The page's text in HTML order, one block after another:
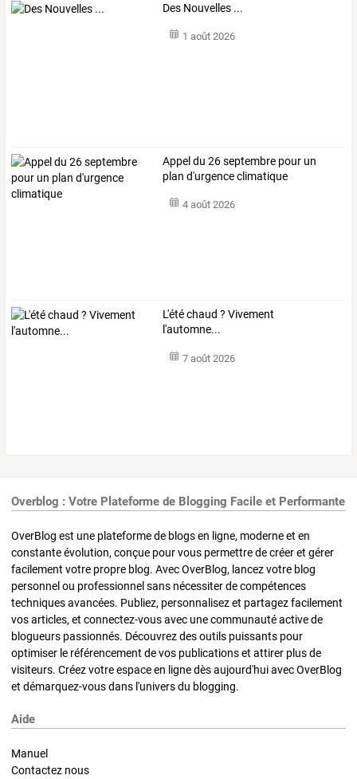
Des Nouvelles ...
1 août 2026
Appel du 26 septembre pour un
plan d'urgence climatique
4 août 2026
L'été chaud ? Vivement
l'automne...
7 août 2026
Overblog : Votre Plateforme de Blogging Facile et Performante
OverBlog est une plateforme de blogs en ligne, moderne et en
constante évolution, conçue pour vous permettre de créer et gérer
facilement votre propre blog. Avec OverBlog, lancez votre blog
personnel ou professionnel sans nécessiter de compétences
techniques avancées. Publiez, personnalisez et partagez facilement
vos articles, et connectez-vous avec une communauté active de
blogueurs passionnés. Découvrez des outils puissants pour
optimiser le référencement de vos publications et attirer plus de
visiteurs. Créez votre espace en ligne dès aujourd'hui avec OverBlog
et démarquez-vous dans l'univers du blogging.
Aide
Manuel
Contactez nous